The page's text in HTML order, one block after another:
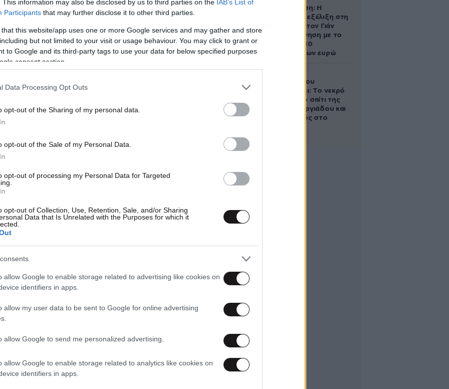
This information may also be disclosed by us to third parties on the IAB’s List of
Participants that may further disclose it to other third parties.
that this website/app uses one or more Google services and may gather and store
but not limited to your visit or usage behaviour. You may click to grant or
to Google and its third-party tags to use your data for below specified purposes
consent section.
Data Processing Opt Outs
opt-out of the Sharing of my personal data.
opt-out of the Sale of my Personal Data.
opt-out of processing my Personal Data for Targeted
opt-out of Collection, Use, Retention, Sale, and/or Sharing
Data that Is Unrelated with the Purposes for which it
allow Google to enable storage related to advertising like cookies on
identifiers in apps.
allow my user data to be sent to Google for online advertising
allow Google to send me personalized advertising.
allow Google to enable storage related to analytics like cookies on
identifiers in apps.
Radosław Sikorski, έκανε λόγο για
θυμίζουν τις προετοιμασίες της Ρωσίας
το 2008 και στην Ουκρανία το 2022.
Αθηνά Ωνάση: Η
απρόσμενη εξέλιξη στη
διαμάχη με τον Γιάν
Τοπς – Η κίνηση με το
άλογο των 10
εκατομμυρίων ευρώ
Τζώρτζογλου
αποκαλύπτει: Το νεκρό
έμβρυο στο σπίτι της
Μαρίας Γεωργιάδου και
ο εγκλεισμός στο